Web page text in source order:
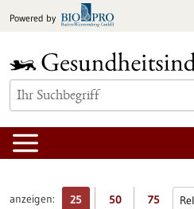
Inhalt
Powered by
anzeigen: 25 50 75